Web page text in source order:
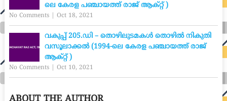
ലെ കേരള പഞ്ചായത്ത് രാജ് ആക്റ്റ് )
No Comments| Oct 18, 2021
വകുപ്പ് 205.ഡി – തൊഴിലുടമകൾ തൊഴിൽ നികുതി
വസൂലാക്കൽ (1994-ലെ കേരള പഞ്ചായത്ത് രാജ്
ആക്റ്റ് )
No Comments| Oct 10, 2021